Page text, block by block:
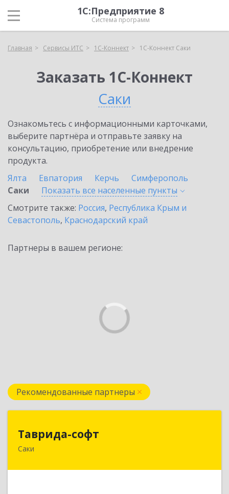
1С:Предприятие 8
Система программ
Главная Сервисы ИТС 1С-Коннект 1С-Коннект Саки
Заказать 1С-Коннект
Саки
Ознакомьтесь с информационными карточками,
выберите партнёра и отправьте заявку на
консультацию, приобретение или внедрение
продукта.
Ялта
Евпатория Керчь
Симферополь
Саки
Показать все населенные пункты
Смотрите также: Россия, Республика Крым и
Севастополь, Краснодарский край
Партнеры в вашем регионе:
Рекомендованные партнеры
Таврида-софт
Саки